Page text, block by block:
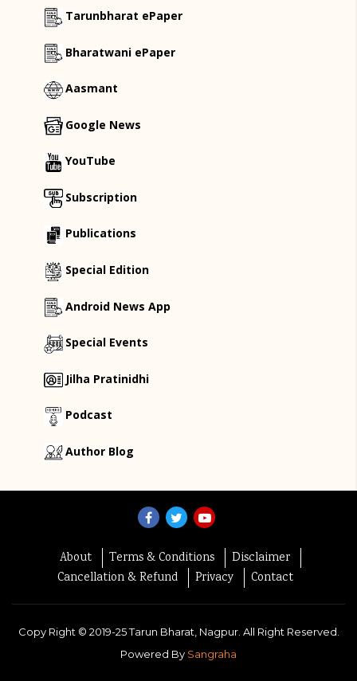
Tarunbharat ePaper
Bharatwani ePaper
Aasmant
Google News
YouTube
Subscription
Publications
Special Edition
Android News App
Special Events
Jilha Pratinidhi
Podcast
Author Blog
About Terms & Conditions
Disclaimer
Cancellation & Refund
Privacy Contact
Copy Right © 2019-25Tarun Bharat, Nagpur. All Right Reserved.
Powered By Sangraha